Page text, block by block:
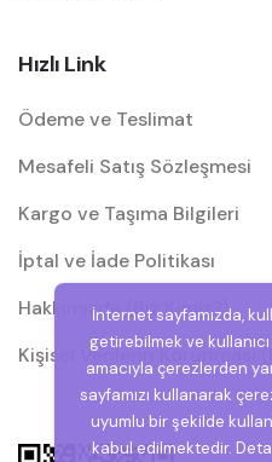
Hızlı Link
Ödeme ve Teslimat
Mesafeli Satış Sözleşmesi
Kargo ve Taşıma Bilgileri
İptal ve İade Politikası
Hakkımızda (Biz Kimiz?)
Kişisel Verilerin Korunması
İnternet sayfamızda,
getirebilmek ve
amacıyla çerezlerden
sayfamızı kullanarak
uyumlu bir şekilde
kabul edilmektedir.